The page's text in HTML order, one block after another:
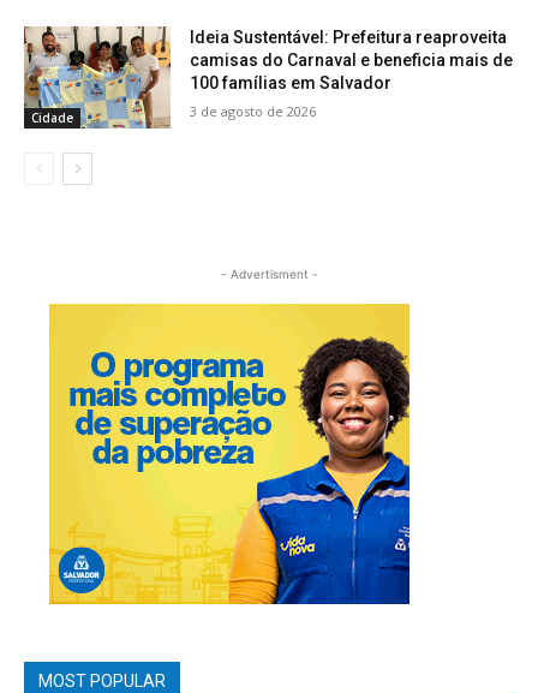
Cidade
Ideia Sustentável: Prefeitura reaproveita
camisas do Carnaval e beneficia mais de
100 famílias em Salvador
3 de agosto de 2026
- Advertisment -
MOST POPULAR